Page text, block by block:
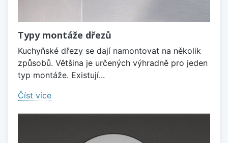
Typy montáže dřezů
Kuchyňské dřezy se dají namontovat na několik
způsobů. Většina je určených výhradně pro jeden
typ montáže. Existují...
Číst více